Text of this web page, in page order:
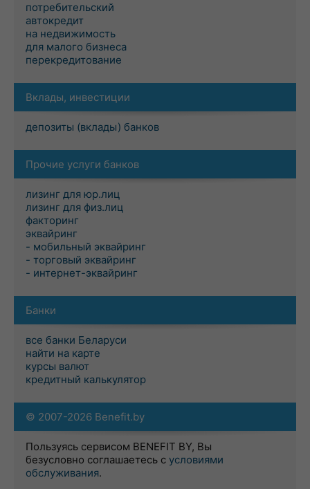
потребительский
автокредит
на недвижимость
для малого бизнеса
перекредитование
Вклады, инвестиции
депозиты (вклады) банков
Прочие услуги банков
лизинг для юр.лиц
лизинг для физ.лиц
факторинг
эквайринг
- мобильный эквайринг
- торговый эквайринг
- интернет-эквайринг
Банки
все банки Беларуси
найти на карте
курсы валют
кредитный калькулятор
© 2007-2026 Benefit.by
Пользуясь сервисом BENEFIT BY, Вы
безусловно соглашаетесь с условиями
обслуживания.